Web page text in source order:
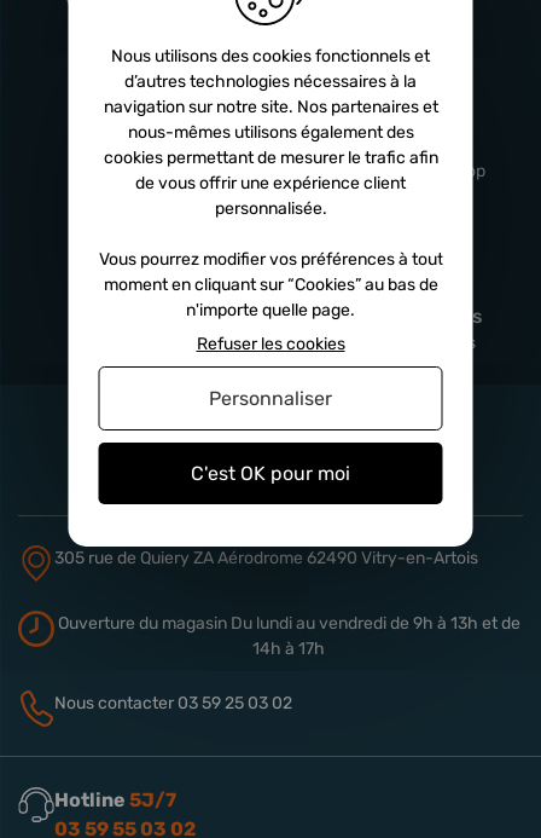
Livraison
rapide
Sous 24h à 48h
Service client
professionnel
De 8h à 17h Non-stop
Satisfait
remboursé
Paiement en
x3 fois
Sécurisé, sans frais
305 rue de Quiery ZA Aérodrome 62490 Vitry-en-Artois
Ouverture du magasinDu lundi au vendredi de 9h à 13h et de
14h à 17h
Nous contacter 03 59 25 03 02
Hotline 5J/7
03 59 55 03 02
Nous utilisons des cookies fonctionnels et
d’autres technologies nécessaires à la
navigation sur notre site. Nos partenaires et
nous-mêmes utilisons également des
cookies permettant de mesurer le trafic afin
de vous offrir une expérience client
personnalisée.
Vous pourrez modifier vos préférences à tout
moment en cliquant sur “Cookies” au bas de
n'importe quelle page.
C'est OK pour moi
Refuser les cookies
Personnaliser